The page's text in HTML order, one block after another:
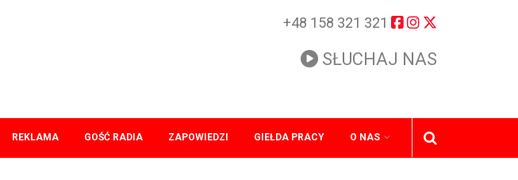
+48 158 321 321
SŁUCHAJ NAS
REKLAMA GOŚĆ RADIA ZAPOWIEDZI GIEŁDA PRACY O NAS